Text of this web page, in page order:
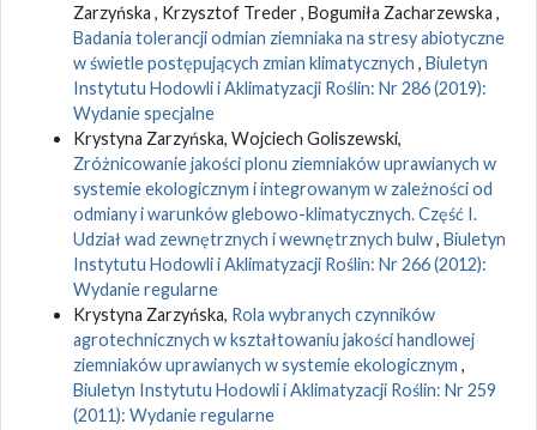
Zarzyńska , Krzysztof Treder , Bogumiła Zacharzewska ,
Badania tolerancji odmian ziemniaka na stresy abiotyczne
w świetle postępujących zmian klimatycznych , Biuletyn
Instytutu Hodowli i Aklimatyzacji Roślin: Nr 286 (2019):
Wydanie specjalne
Krystyna Zarzyńska, Wojciech Goliszewski,
Zróżnicowanie jakości plonu ziemniaków uprawianych w
systemie ekologicznym i integrowanym w zależności od
odmiany i warunków glebowo-klimatycznych. Część I.
Udział wad zewnętrznych i wewnętrznych bulw, Biuletyn
Instytutu Hodowli i Aklimatyzacji Roślin: Nr 266 (2012):
Wydanie regularne
Krystyna Zarzyńska, Rola wybranych czynników
agrotechnicznych w kształtowaniu jakości handlowej
ziemniaków uprawianych w systemie ekologicznym ,
Biuletyn Instytutu Hodowli i Aklimatyzacji Roślin: Nr 259
(2011): Wydanie regularne